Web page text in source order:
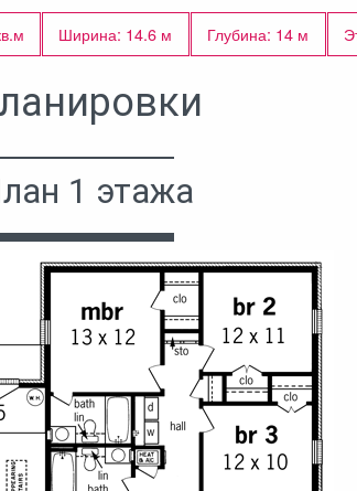
Ширина: 14.6 м Глубина: 14 м
1 этажа